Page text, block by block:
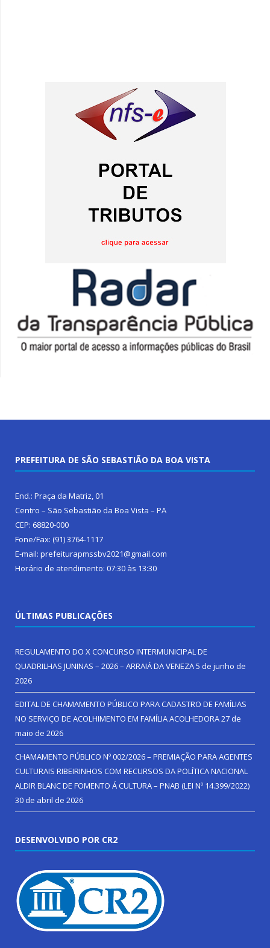
PREFEITURA DE SÃO SEBASTIÃO DA BOA VISTA
End.: Praça da Matriz, 01
Centro – São Sebastião da Boa Vista – PA
CEP: 68820-000
Fone/Fax: (91) 3764-1117
E-mail: prefeiturapmssbv2021@gmail.com
Horário de atendimento: 07:30 às 13:30
ÚLTIMAS PUBLICAÇÕES
REGULAMENTO DO X CONCURSO INTERMUNICIPAL DE
QUADRILHAS JUNINAS – 2026 – ARRAIÁ DA VENEZA5 de junho de
2026
EDITAL DE CHAMAMENTO PÚBLICO PARA CADASTRO DE FAMÍLIAS
NO SERVIÇO DE ACOLHIMENTO EM FAMÍLIA ACOLHEDORA27 de
maio de 2026
CHAMAMENTO PÚBLICO Nº 002/2026 – PREMIAÇÃO PARA AGENTES
CULTURAIS RIBEIRINHOS COM RECURSOS DA POLÍTICA NACIONAL
ALDIR BLANC DE FOMENTO Á CULTURA – PNAB (LEI Nº 14.399/2022)
30 de abril de 2026
DESENVOLVIDO POR CR2